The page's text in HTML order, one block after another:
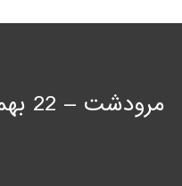
مرودشت – 22 بهمن شمالی